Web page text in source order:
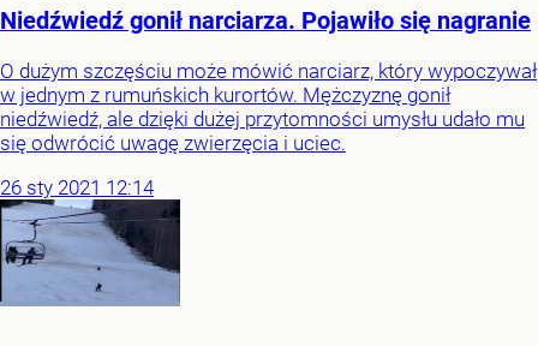
Niedźwiedź gonił narciarza. Pojawiło się nagranie
O dużym szczęściu może mówić narciarz, który wypoczywał
w jednym z rumuńskich kurortów. Mężczyznę gonił
niedźwiedź, ale dzięki dużej przytomności umysłu udało mu
się odwrócić uwagę zwierzęcia i uciec.
26 sty 2021 12:14